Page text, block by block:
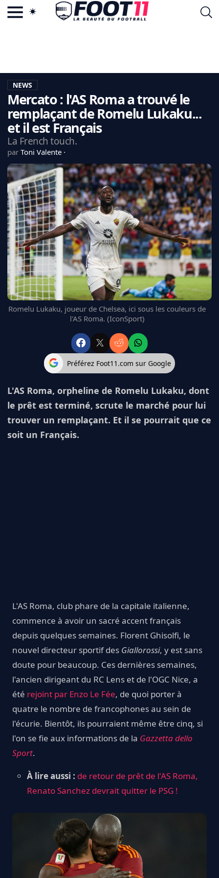
LA CHARTE
VIE PRIVÉE
CGU
CONTACTEZ-NOUS
CDM 2026
EDF
PSG
LIGUE 1
REAL MADRID
FC BARCELONE
MANCHESTER UNITED
CHELSEA
ARSENAL
BAYERN
L'AVIS DE LA RÉDAC'
NEWS
Mercato : l'AS Roma a trouvé le
remplaçant de Romelu Lukaku...
et il est Français
La French touch.
par Toni Valente
Romelu Lukaku, joueur de Chelsea, ici sous les couleurs de
l'AS Roma. (IconSport)
Préférez Foot11.com sur Google
L'AS Roma, orpheline de Romelu Lukaku, dont
le prêt est terminé, scrute le marché pour lui
trouver un remplaçant. Et il se pourrait que ce
soit un Français.
L'AS Roma, club phare de la capitale italienne,
commence à avoir un sacré accent français
depuis quelques semaines. Florent Ghisolfi, le
nouvel directeur sportif des Giallorossi, y est sans
doute pour beaucoup. Ces dernières semaines,
l'ancien dirigeant du RC Lens et de l'OGC Nice, a
été rejoint par Enzo Le Fée, de quoi porter à
quatre le nombre de francophones au sein de
l'écurie. Bientôt, ils pourraient même être cinq, si
l'on se fie aux informations de la Gazzetta dello
Sport.
À lire aussi : de retour de prêt de l'AS Roma,
Renato Sanchez devrait quitter le PSG !